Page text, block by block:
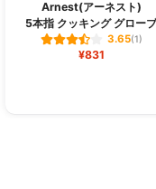
Arnest(アーネスト)
5本指 クッキング グローブ
3.65(1)
¥831